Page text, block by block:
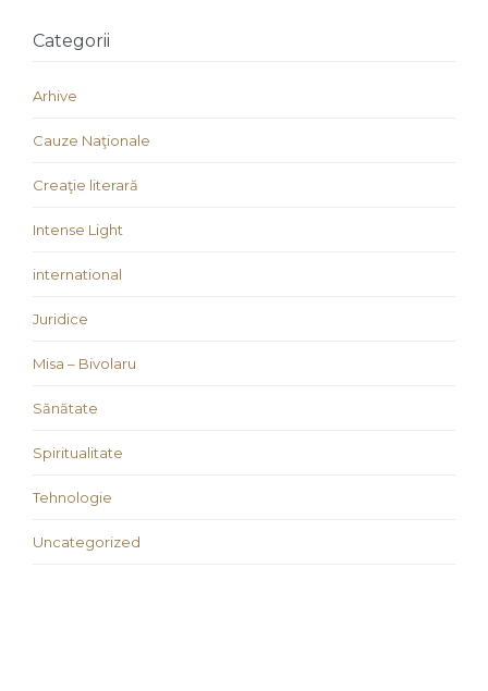
Categorii
Arhive
Cauze Naţionale
Creaţie literară
Intense Light
international
Juridice
Misa – Bivolaru
Sănătate
Spiritualitate
Tehnologie
Uncategorized